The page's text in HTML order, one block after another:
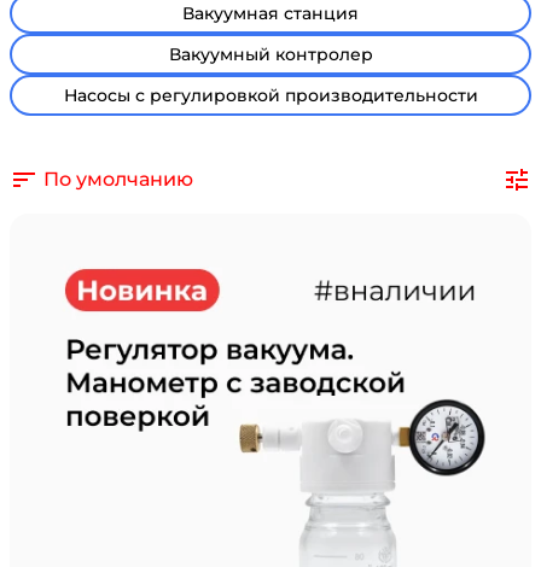
Вакуумная станция
Вакуумный контролер
Насосы с регулировкой производительности
По умолчанию